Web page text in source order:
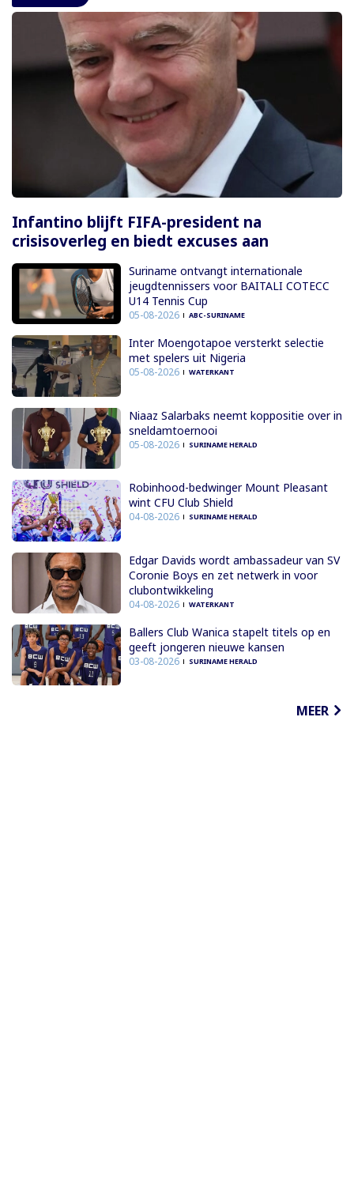
Infantino blijft FIFA-president na
crisisoverleg en biedt excuses aan
Suriname ontvangt internationale
jeugdtennissers voor BAITALI COTECC
U14 Tennis Cup
05-08-2026 ABC-SURINAME
Inter Moengotapoe versterkt selectie
met spelers uit Nigeria
05-08-2026 WATERKANT
Niaaz Salarbaks neemt koppositie over in
sneldamtoernooi
05-08-2026 SURINAME HERALD
Robinhood-bedwinger Mount Pleasant
wint CFU Club Shield
04-08-2026 SURINAME HERALD
Edgar Davids wordt ambassadeur van SV
Coronie Boys en zet netwerk in voor
clubontwikkeling
04-08-2026 WATERKANT
Ballers Club Wanica stapelt titels op en
geeft jongeren nieuwe kansen
03-08-2026 SURINAME HERALD
MEER